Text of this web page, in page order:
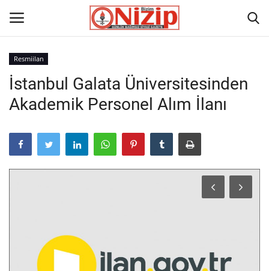
Ana
GÜNDEM
Gazete
Asayiş
Ekonomi
Resmiilan
İstanbul Galata Üniversitesinden
Akademik Personel Alım İlanı